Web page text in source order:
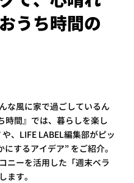
LIFE
LABEL
はい
いいえ
うち時間の
な風に家で過ごしているん
間』では、暮らしを楽し
、LIFE LABEL編集部がピッ
するアイデア” をご紹介。
ニーを活用した「週末ベラ
ます。